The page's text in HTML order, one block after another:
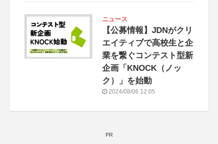
ニュース
【公募情報】JDNがクリ
エイティブで高校生と企
業を繋ぐコンテスト型新
企画「KNOCK（ノッ
ク）」を始動
2024/08/06 12:05
PR